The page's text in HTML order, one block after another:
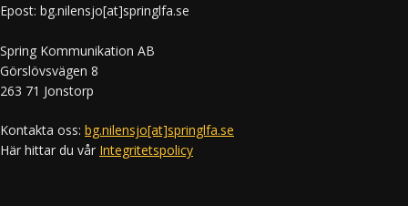
Epost: bg.nilensjo[at]springlfa.se
Spring Kommunikation AB
Görslövsvägen 8
263 71 Jonstorp
Kontakta oss: bg.nilensjo[at]springlfa.se
Här hittar du vår Integritetspolicy